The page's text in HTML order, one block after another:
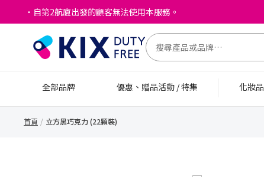
・自第2航廈出發的顧客無法使用本服務。
全部品牌 優惠、贈品活動 / 特集 化妝品
首頁 立方黑巧克力 (22顆裝)